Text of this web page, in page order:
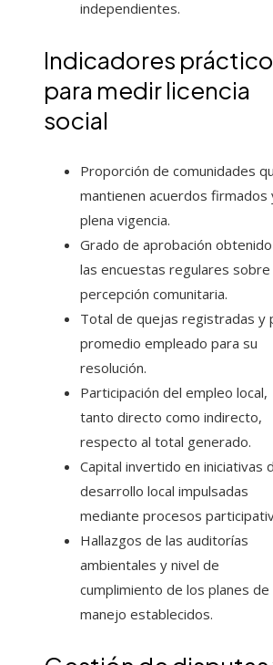
independientes.
Indicadores
para medir licencia
social
Proporción de comunidades
mantienen acuerdos firmados
plena vigencia.
Grado de aprobación
las encuestas regulares sobre
percepción comunitaria.
Total de quejas registradas y
promedio empleado para su
resolución.
Participación del empleo local,
tanto directo como indirecto,
respecto al total generado.
Capital invertido en iniciativas
desarrollo local impulsadas
mediante procesos
Hallazgos de las auditorías
ambientales y nivel de
cumplimiento de los planes de
manejo establecidos.